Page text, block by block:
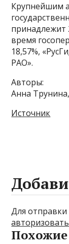
Крупнейшим
принадлежит
время
18,57%,
РАО».
Авторы:
Анна
Источник
Для